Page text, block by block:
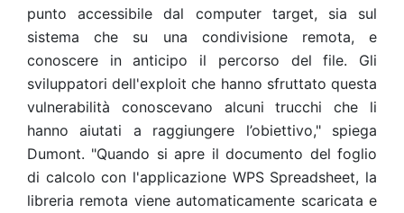
punto accessibile dal computer target, sia sul
sistema che su una condivisione remota, e
conoscere in anticipo il percorso del file. Gli
sviluppatori dell'exploit che hanno sfruttato questa
vulnerabilità conoscevano alcuni trucchi che li
hanno aiutati a raggiungere l’obiettivo," spiega
Dumont. "Quando si apre il documento del foglio
di calcolo con l'applicazione WPS Spreadsheet, la
libreria remota viene automaticamente scaricata e